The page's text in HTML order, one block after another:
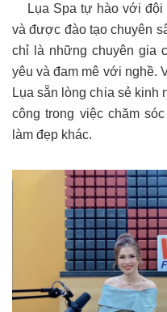
Lụa Spa tự hào với đội
và được đào tạo chuyên
chỉ là những chuyên gia
yêu và đam mê với nghề.
Lụa sẵn lòng chia sẻ kinh
công trong việc chăm
làm đẹp khác.